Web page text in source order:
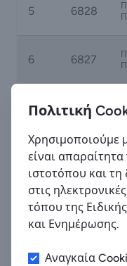
5 6828
6 6827
7 6826
8 6825
9 6824
10 6823
Πολιτική
Χρησιμοποιούμε
είναι απαραίτητα
ιστοτόπου και
στις
τόπου της
και Ενημέρωσης.
Αναγκαία